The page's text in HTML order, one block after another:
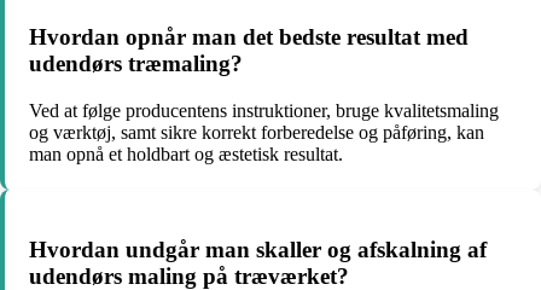
Hvordan opnår man det bedste resultat med
udendørs træmaling?
Ved at følge producentens instruktioner, bruge kvalitetsmaling
og værktøj, samt sikre korrekt forberedelse og påføring, kan
man opnå et holdbart og æstetisk resultat.
Hvordan undgår man skaller og afskalning af
udendørs maling på træværket?